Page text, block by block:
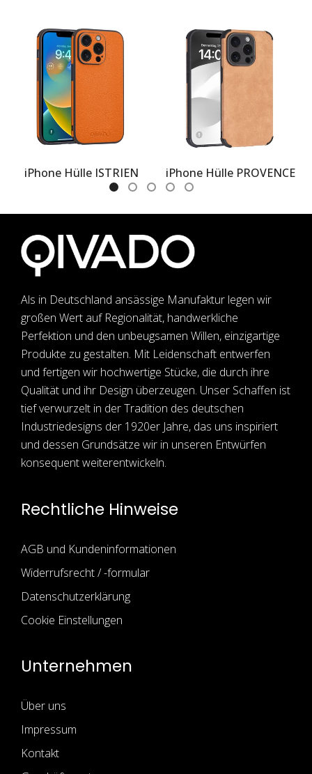
iPhone Hülle ISTRIEN iPhone Hülle PROVENCE
Als in Deutschland ansässige Manufaktur legen wir
großen Wert auf Regionalität, handwerkliche
Perfektion und den unbeugsamen Willen, einzigartige
Produkte zu gestalten. Mit Leidenschaft entwerfen
und fertigen wir hochwertige Stücke, die durch ihre
Qualität und ihr Design überzeugen. Unser Schaffen ist
tief verwurzelt in der Tradition des deutschen
Industriedesigns der 1920er Jahre, das uns inspiriert
und dessen Grundsätze wir in unseren Entwürfen
konsequent weiterentwickeln.
Rechtliche Hinweise
AGB und Kundeninformationen
Widerrufsrecht / -formular
Datenschutzerklärung
Cookie Einstellungen
Unternehmen
Über uns
Impressum
Kontakt